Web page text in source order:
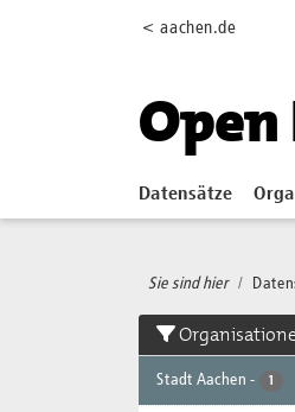
< aachen.de
Datensätze
Sie sind hier
Stadt Aachen - 1